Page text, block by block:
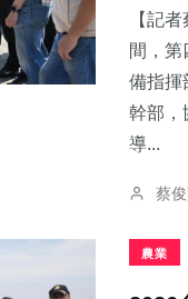
【記
間，
備指揮
幹部，
導...
蔡
農業